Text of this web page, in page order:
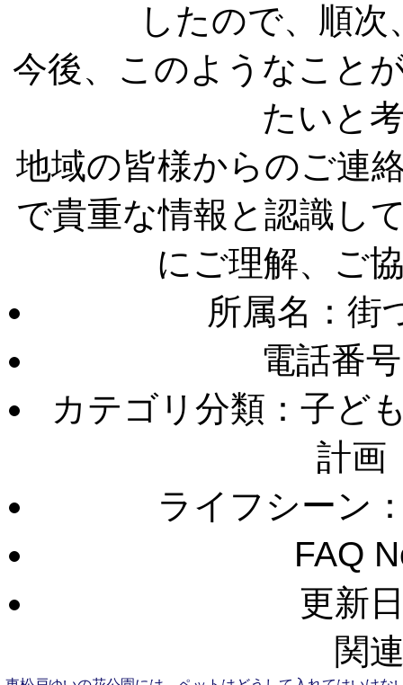
したので、順
今後、このようなこと
たいと
地域の皆様からのご連
で貴重な情報と認識し
にご理解、ご
所属名：街
電話番
カテゴリ分類：子
計
ライフシーン
FAQ
更新
関